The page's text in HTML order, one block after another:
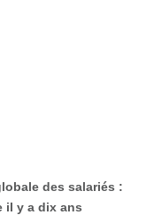
des salariés :
il y a dix ans